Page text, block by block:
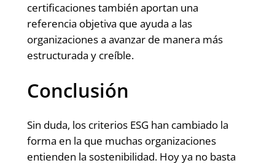
certificaciones también aportan una
referencia objetiva que ayuda a las
organizaciones a avanzar de manera más
estructurada y creíble.
Conclusión
Sin duda, los criterios ESG han cambiado la
forma en la que muchas organizaciones
entienden la sostenibilidad. Hoy ya no basta